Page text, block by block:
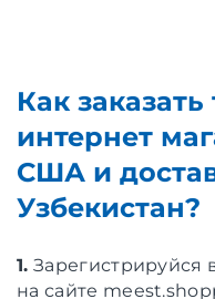
Как
интернет
США и
Узбекистан?
1. Зарегистрируйся
на сайте